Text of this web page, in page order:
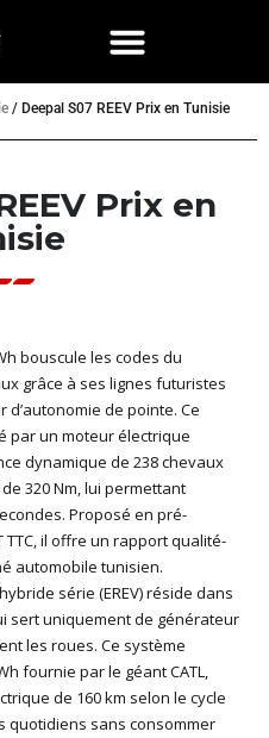
/ Deepal S07 REEV Prix en Tunisie
Prix en
bouscule les codes du
grâce à ses lignes futuristes
de pointe. Ce
par un moteur électrique
dynamique de 238 chevaux
320 Nm, lui permettant
Proposé en pré-
TTC, il offre un rapport qualité-
automobile tunisien.
série (EREV) réside dans
sert uniquement de générateur
les roues. Ce système
fournie par le géant CATL,
de 160 km selon le cycle
quotidiens sans consommer